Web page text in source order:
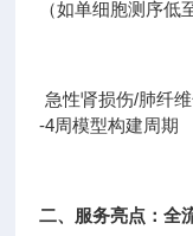
（如单细胞测序低
急性肾损伤/肺纤
-4周模型构建周期
二、服务亮点：全